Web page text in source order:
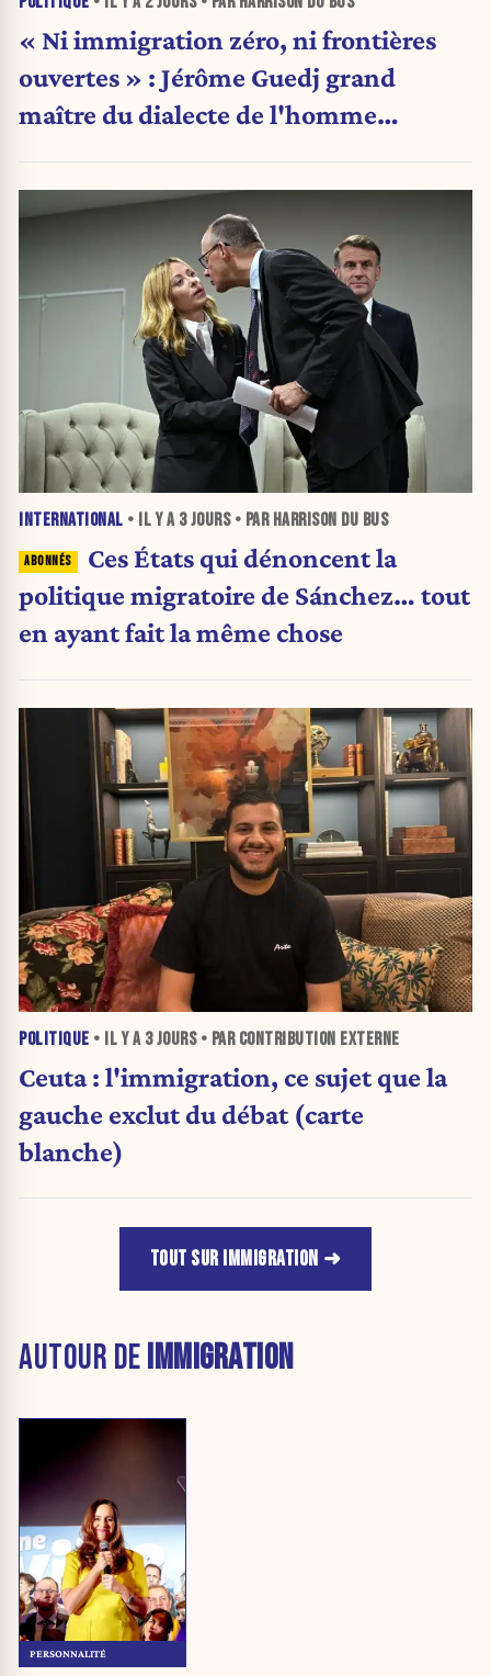
« Ni immigration zéro, ni frontières
ouvertes » : Jérôme Guedj grand
maître du dialecte de l'homme
INTERNATIONAL • IL Y A 3 JOURS• PAR HARRISON DU BUS
Ces États qui dénoncent la
politique migratoire de Sánchez… tout
en ayant fait la même chose
POLITIQUE • IL Y A 3 JOURS• PAR CONTRIBUTION EXTERNE
Ceuta : l'immigration, ce sujet que la
gauche exclut du débat (carte
blanche)
TOUT SUR IMMIGRATION
AUTOUR DEIMMIGRATION
PERSONNALITÉ